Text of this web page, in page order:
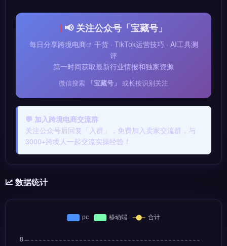
📢 关注公众号「宝藏号」
每日分享跨境电商
干货 · TikTok运营技巧 · AI工具测
评
第一时间获取最新行业情报和独家资源
微信搜索 「宝藏号」 或长按识别关注
💬 加入跨境电商交流群
关注公众号后回复「入群」，免费加入卖家交流群，与
3000+跨境人一起交流实操经验！
数据统计